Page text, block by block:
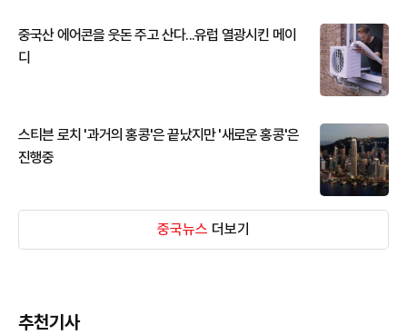
중국산 에어콘을 웃돈 주고 산다...유럽 열광시킨 메이
디
스티븐 로치 '과거의 홍콩'은 끝났지만 '새로운 홍콩'은
진행중
중국뉴스 더보기
추천기사